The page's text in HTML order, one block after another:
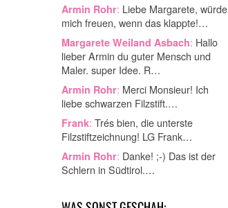
Armin Rohr: Liebe Margarete, würde
mich freuen, wenn das klappte!…
Margarete Weiland Asbach: Hallo
lieber Armin du guter Mensch und
Maler. super Idee. R…
Armin Rohr: Merci Monsieur! Ich
liebe schwarzen Filzstift.…
Frank: Trés bien, die unterste
Filzstiftzeichnung! LG Frank…
Armin Rohr: Danke! ;-) Das ist der
Schlern in Südtirol.…